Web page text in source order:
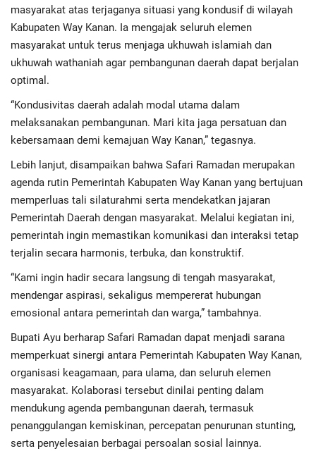
masyarakat atas terjaganya situasi yang kondusif di wilayah
Kabupaten Way Kanan. Ia mengajak seluruh elemen
masyarakat untuk terus menjaga ukhuwah islamiah dan
ukhuwah wathaniah agar pembangunan daerah dapat berjalan
optimal.
“Kondusivitas daerah adalah modal utama dalam
melaksanakan pembangunan. Mari kita jaga persatuan dan
kebersamaan demi kemajuan Way Kanan,” tegasnya.
Lebih lanjut, disampaikan bahwa Safari Ramadan merupakan
agenda rutin Pemerintah Kabupaten Way Kanan yang bertujuan
memperluas tali silaturahmi serta mendekatkan jajaran
Pemerintah Daerah dengan masyarakat. Melalui kegiatan ini,
pemerintah ingin memastikan komunikasi dan interaksi tetap
terjalin secara harmonis, terbuka, dan konstruktif.
“Kami ingin hadir secara langsung di tengah masyarakat,
mendengar aspirasi, sekaligus mempererat hubungan
emosional antara pemerintah dan warga,” tambahnya.
Bupati Ayu berharap Safari Ramadan dapat menjadi sarana
memperkuat sinergi antara Pemerintah Kabupaten Way Kanan,
organisasi keagamaan, para ulama, dan seluruh elemen
masyarakat. Kolaborasi tersebut dinilai penting dalam
mendukung agenda pembangunan daerah, termasuk
penanggulangan kemiskinan, percepatan penurunan stunting,
serta penyelesaian berbagai persoalan sosial lainnya.